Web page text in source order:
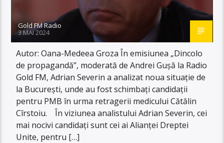
Gold FM Radio
3 MAI 2024
Autor: Oana-Medeea Groza În emisiunea „Dincolo
de propagandă”, moderată de Andrei Gușă la Radio
Gold FM, Adrian Severin a analizat noua situație de
la București, unde au fost schimbați candidații
pentru PMB în urma retragerii medicului Cătălin
Cîrstoiu. În viziunea analistului Adrian Severin, cei
mai nocivi candidați sunt cei ai Alianței Dreptei
Unite, pentru […]